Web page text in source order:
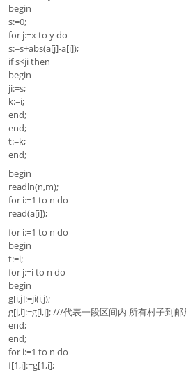
begin
s:=0;
for j:=x to y do
s:=s+abs(a[j]-a[i]);
if s<ji then
begin
ji:=s;
k:=i;
end;
end;
t:=k;
end;
begin
readln(n,m);
for i:=1 to n do
read(a[i]);
for i:=1 to n do
begin
t:=i;
for j:=i to n do
begin
g[i,j]:=ji(i,j);
g[j,i]:=g[i,j]; ///代表一段区间内 所有村子到邮
end;
end;
for i:=1 to n do
f[1,i]:=g[1,i];